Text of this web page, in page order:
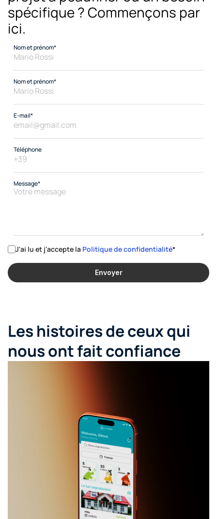
spécifique ? Commençons par
ici.
Nom et prénom*
Nom et prénom*
E-mail*
Téléphone
Message*
J'ai lu et j'accepte la Politique de confidentialité*
Envoyer
Les histoires de ceux qui
nous ont fait confiance